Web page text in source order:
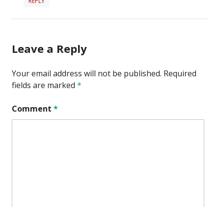
Leave a Reply
Your email address will not be published. Required
fields are marked *
Comment *